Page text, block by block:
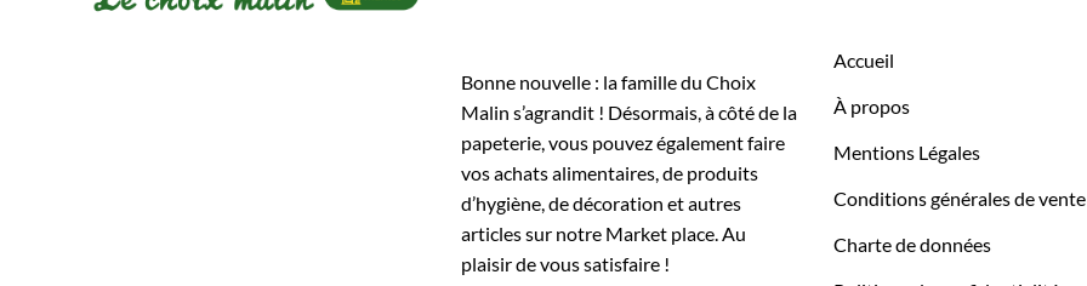
Bonne nouvelle : la famille du Choix
Malin s’agrandit ! Désormais, à côté de la
papeterie, vous pouvez également faire
vos achats alimentaires, de produits
d’hygiène, de décoration et autres
articles sur notre Market place. Au
plaisir de vous satisfaire !
Accueil
À propos
Mentions Légales
Conditions générales de vente
Charte de données